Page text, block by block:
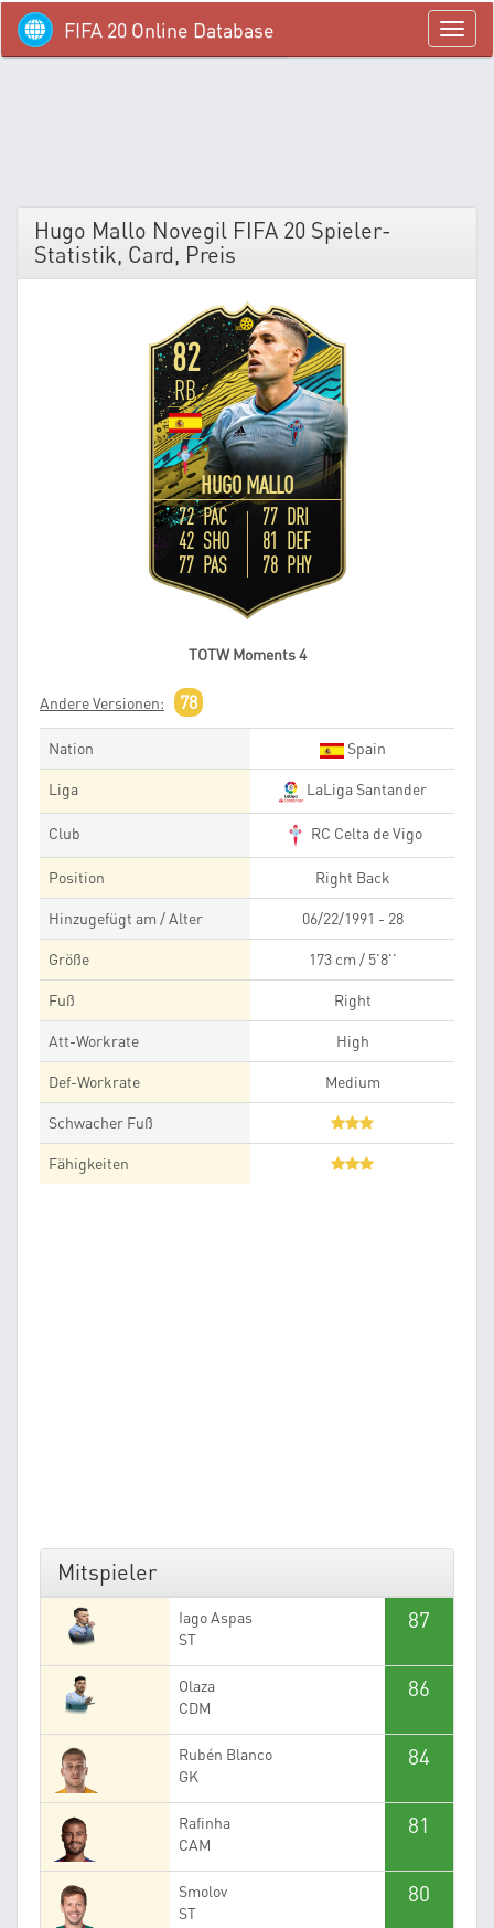
menü
FIFA 20 Online Database
Hugo Mallo Novegil FIFA 20 Spieler-
Statistik, Card, Preis
82
RB
HUGO MALLO
72 PAC
42 SHO
77 PAS
77 DRI
81 DEF
78 PHY
TOTW Moments 4
Andere Versionen: 78
Nation Spain
Liga LaLiga Santander
Club RC Celta de Vigo
Position Right Back
Hinzugefügt am / Alter 06/22/1991 - 28
Größe 173 cm / 5'8''
Fuß Right
Att-Workrate High
Def-Workrate Medium
Schwacher Fuß
Fähigkeiten
Mitspieler
Iago Aspas
ST
87
Olaza
CDM
86
Rubén Blanco
GK
84
Rafinha
CAM
81
Smolov
ST
80